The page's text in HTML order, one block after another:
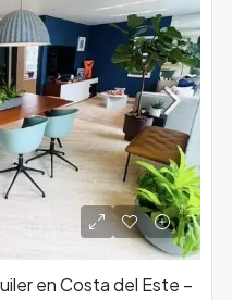
en Costa del Este –